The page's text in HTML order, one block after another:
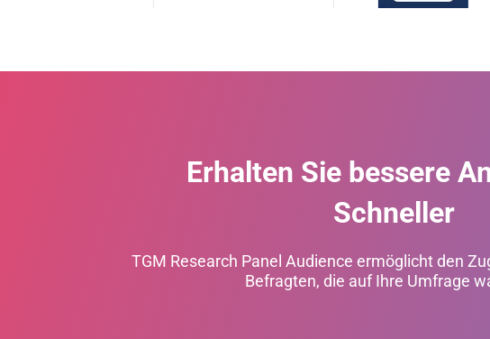
Erhalten Sie bessere
Schneller
TGM Research Panel Audience ermöglicht den
Befragten, die auf Ihre Umfrage